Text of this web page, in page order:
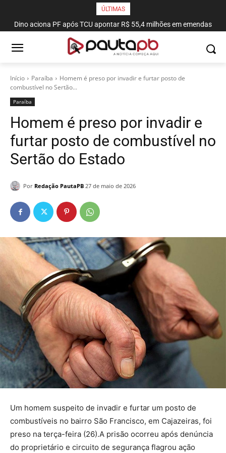
ÚLTIMAS
Dino aciona PF após TCU apontar R$ 55,4 milhões em emendas
suspeitas
Início Paraí­ba
Homem é preso por invadir e furtar posto de
combustível no Sertão...
Paraí­ba
Homem é preso por invadir e
furtar posto de combustível no
Sertão do Estado
Por Redação PautaPB 27 de maio de 2026
Um homem suspeito de invadir e furtar um posto de
combustíveis no bairro São Francisco, em Cajazeiras, foi
preso na terça-feira (26).A prisão ocorreu após denúncia
do proprietário e circuito de segurança flagrou ação